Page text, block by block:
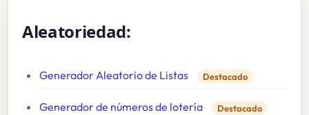
Aleatoriedad:
Generador Aleatorio de Listas Destacado
Generador de números de lotería Destacado